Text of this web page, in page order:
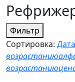
Фильтр
Сортировка:
возрастанию
возрастанию